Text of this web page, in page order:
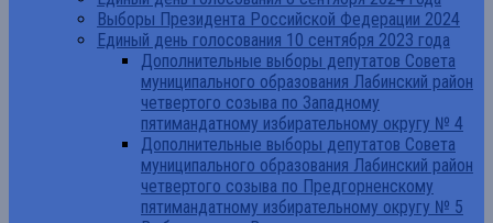
Выборы Президента Российской Федерации 2024
Единый день голосования 10 сентября 2023 года
Дополнительные выборы депутатов Совета
муниципального образования Лабинский район
четвертого созыва по Западному
пятимандатному избирательному округу № 4
Дополнительные выборы депутатов Совета
муниципального образования Лабинский район
четвертого созыва по Предгорненскому
пятимандатному избирательному округу № 5